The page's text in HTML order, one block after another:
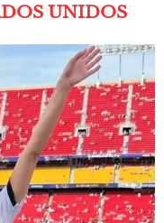
UNIDOS